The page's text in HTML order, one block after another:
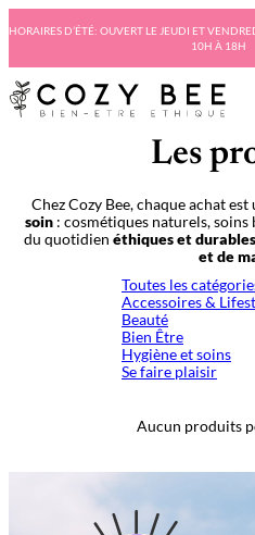
au
HORAIRES D’ÉTÉ: OUVERT LE JEUDI ET
10H À 18H
Les
Chez Cozy Bee, chaque achat est
soin: cosmétiques naturels, soins
du quotidien éthiques et durables
et de
Toutes les
Accessoires &
Beauté
Bien Être
Hygiène et soins
Se faire plaisir
Aucun produits